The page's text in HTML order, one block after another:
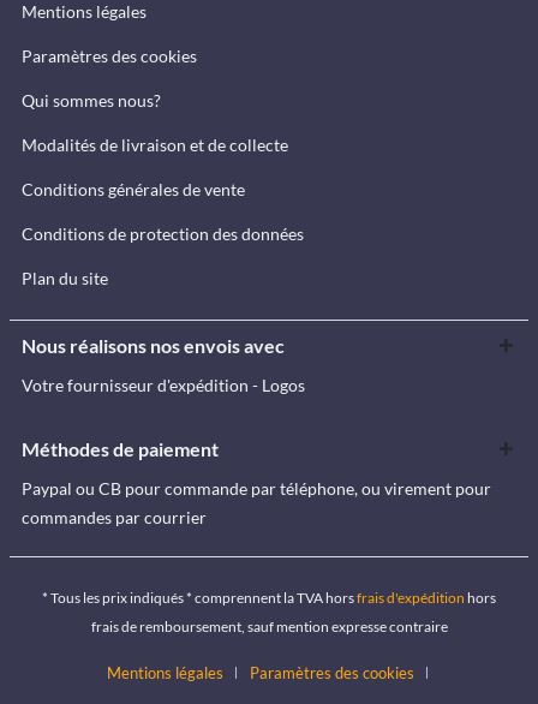
Mentions légales
Paramètres des cookies
Qui sommes nous?
Modalités de livraison et de collecte
Conditions générales de vente
Conditions de protection des données
Plan du site
Nous réalisons nos envois avec
Votre fournisseur d'expédition - Logos
Méthodes de paiement
Paypal ou CB pour commande par téléphone, ou virement pour
commandes par courrier
* Tous les prix indiqués * comprennent la TVA horsfrais d'expédition hors
frais de remboursement, sauf mention expresse contraire
Mentions légales
Paramètres des cookies